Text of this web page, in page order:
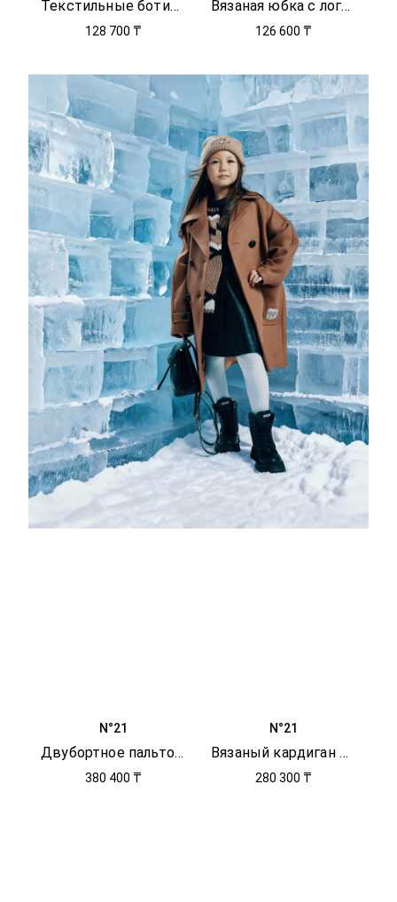
Текстильные ботинки с логотипом
128 700 ₸
Вязаная юбка с логотипом
126 600 ₸
N°21
Двубортное пальто с логотипом
380 400 ₸
N°21
Вязаный кардиган с узором
280 300 ₸